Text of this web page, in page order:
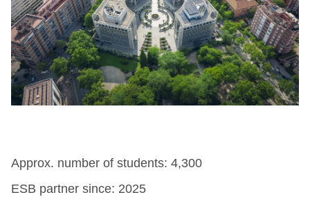
Approx. number of students: 4,300
ESB partner since: 2025